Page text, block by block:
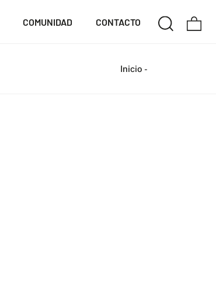
COMUNIDAD CONTACTO
Inicio -